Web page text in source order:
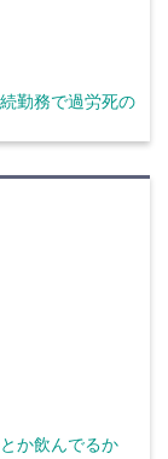
勤務で過労死の
か飲んでるか